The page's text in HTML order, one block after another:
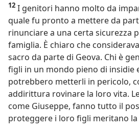
12 I genitori hanno molto da
quale fu pronto a mettere da
rinunciare a una certa sicurezza
famiglia. È chiaro che
sacro da parte di Geova. Chi è
figli in un mondo pieno di insidie
potrebbero metterli in pericolo,
addirittura rovinare la loro vita.
come Giuseppe, fanno tutto il
proteggere i loro figli meritano